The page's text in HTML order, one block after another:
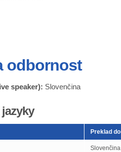
odbornost
speaker): Slovenčina
Preklad do
Slovenčina